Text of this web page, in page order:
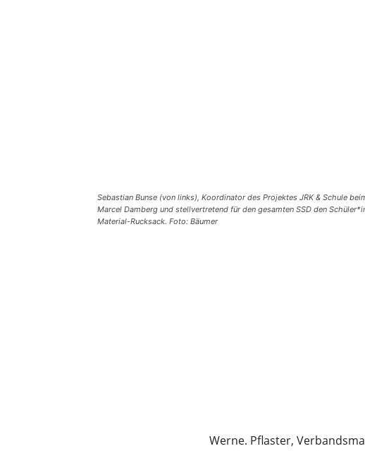
Sebastian Bunse (von links), Koordinator des Projektes JRK & Schule
Marcel Damberg und stellvertretend für den gesamten SSD den
Material-Rucksack. Foto: Bäumer
Werne. Pflaster,